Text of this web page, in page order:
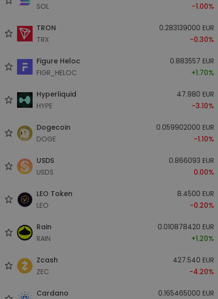
SOL
-1.00%
TRON
TRX
0.283139000 EUR
-0.30%
Figure Heloc
FIGR_HELOC
0.883557 EUR
+1.70%
Hyperliquid
HYPE
47.980 EUR
-3.10%
Dogecoin
DOGE
0.059902000 EUR
-1.10%
USDS
USDS
0.866093 EUR
0.00%
LEO Token
LEO
8.4500 EUR
-0.20%
Rain
RAIN
0.010878420 EUR
+1.20%
Zcash
ZEC
427.540 EUR
-4.20%
Cardano
0.165465000 EUR